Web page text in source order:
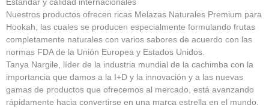
Estándar y calidad internacionales
Nuestros productos ofrecen ricas Melazas Naturales Premium para
Hookah, las cuales se producen especialmente formulando frutas
completamente naturales con varios sabores de acuerdo con las
normas FDA de la Unión Europea y Estados Unidos.
Tanya Nargile, líder de la industria mundial de la cachimba con la
importancia que damos a la I+D y la innovación y a las nuevas
gamas de productos que ofrecemos al mercado, está avanzando
rápidamente hacia convertirse en una marca estrella en el mundo.